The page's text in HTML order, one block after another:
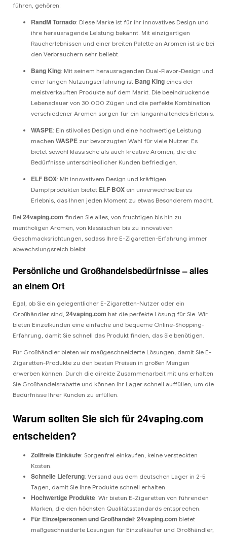
führen, gehören:
RandM Tornado: Diese Marke ist für ihr innovatives Design und
ihre herausragende Leistung bekannt. Mit einzigartigen
Raucherlebnissen und einer breiten Palette an Aromen ist sie bei
den Verbrauchern sehr beliebt.
Bang King: Mit seinem herausragenden Dual-Flavor-Design und
einer langen Nutzungserfahrung ist Bang King eines der
meistverkauften Produkte auf dem Markt. Die beeindruckende
Lebensdauer von 30.000 Zügen und die perfekte Kombination
verschiedener Aromen sorgen für ein langanhaltendes Erlebnis.
WASPE: Ein stilvolles Design und eine hochwertige Leistung
machen WASPE zur bevorzugten Wahl für viele Nutzer. Es
bietet sowohl klassische als auch kreative Aromen, die die
Bedürfnisse unterschiedlicher Kunden befriedigen.
ELF BOX: Mit innovativem Design und kräftigen
Dampfprodukten bietet ELF BOX ein unverwechselbares
Erlebnis, das Ihnen jeden Moment zu etwas Besonderem macht.
Bei 24vaping.com finden Sie alles, von fruchtigen bis hin zu
mentholigen Aromen, von klassischen bis zu innovativen
Geschmacksrichtungen, sodass Ihre E-Zigaretten-Erfahrung immer
abwechslungsreich bleibt.
Persönliche und Großhandelsbedürfnisse – alles
an einem Ort
Egal, ob Sie ein gelegentlicher E-Zigaretten-Nutzer oder ein
Großhändler sind, 24vaping.com hat die perfekte Lösung für Sie. Wir
bieten Einzelkunden eine einfache und bequeme Online-Shopping-
Erfahrung, damit Sie schnell das Produkt finden, das Sie benötigen.
Für Großhändler bieten wir maßgeschneiderte Lösungen, damit Sie E-
Zigaretten-Produkte zu den besten Preisen in großen Mengen
erwerben können. Durch die direkte Zusammenarbeit mit uns erhalten
Sie Großhandelsrabatte und können Ihr Lager schnell auffüllen, um die
Bedürfnisse Ihrer Kunden zu erfüllen.
Warum sollten Sie sich für 24vaping.com
entscheiden?
Zollfreie Einkäufe: Sorgenfrei einkaufen, keine versteckten
Kosten.
Schnelle Lieferung: Versand aus dem deutschen Lager in 2-5
Tagen, damit Sie Ihre Produkte schnell erhalten.
Hochwertige Produkte: Wir bieten E-Zigaretten von führenden
Marken, die den höchsten Qualitätsstandards entsprechen.
Für Einzelpersonen und Großhandel: 24vaping.com bietet
maßgeschneiderte Lösungen für Einzelkäufer und Großhändler,